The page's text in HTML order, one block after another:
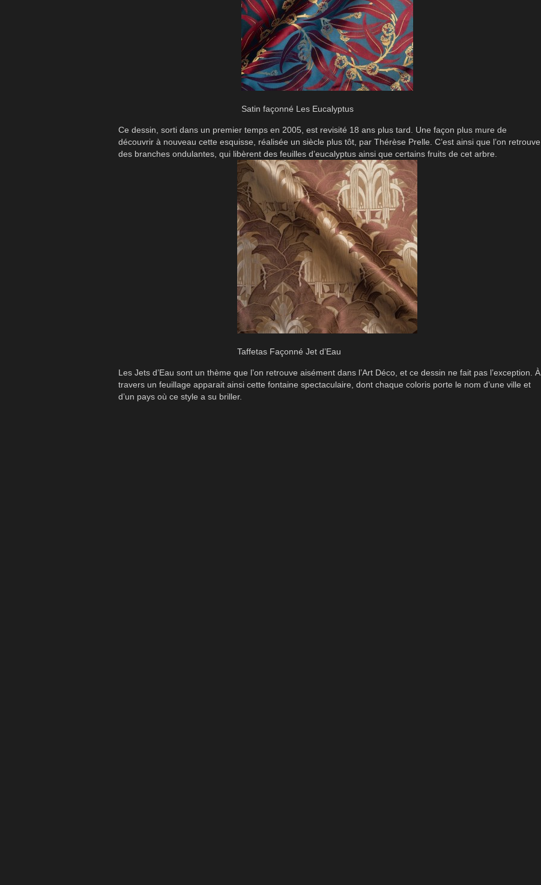
Satin façonné Les Eucalyptus
Ce dessin, sorti dans un premier temps en 2005, est revisité 18 ans plus tard. Une façon plus mure de
découvrir à nouveau cette esquisse, réalisée un siècle plus tôt, par Thérèse Prelle. C’est ainsi que l’on retrouve
des branches ondulantes, qui libèrent des feuilles d’eucalyptus ainsi que certains fruits de cet arbre.
Taffetas Façonné Jet d’Eau
Les Jets d’Eau sont un thème que l’on retrouve aisément dans l’Art Déco, et ce dessin ne fait pas l’exception. À
travers un feuillage apparait ainsi cette fontaine spectaculaire, dont chaque coloris porte le nom d’une ville et
d’un pays où ce style a su briller.